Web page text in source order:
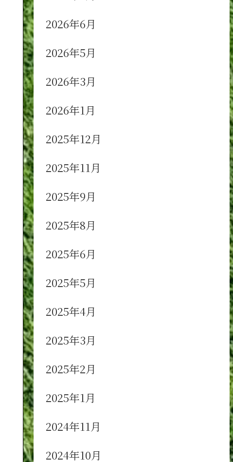
2026年6月
2026年5月
2026年3月
2026年1月
2025年12月
2025年11月
2025年9月
2025年8月
2025年6月
2025年5月
2025年4月
2025年3月
2025年2月
2025年1月
2024年11月
2024年10月